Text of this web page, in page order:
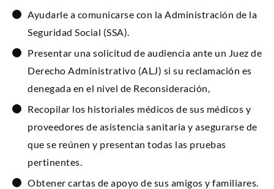
Ayudarle a comunicarse con la Administración de la
Seguridad Social (SSA).
Presentar una solicitud de audiencia ante un Juez de
Derecho Administrativo (ALJ) si su reclamación es
denegada en el nivel de Reconsideración,
Recopilar los historiales médicos de sus médicos y
proveedores de asistencia sanitaria y asegurarse de
que se reúnen y presentan todas las pruebas
pertinentes.
Obtener cartas de apoyo de sus amigos y familiares.